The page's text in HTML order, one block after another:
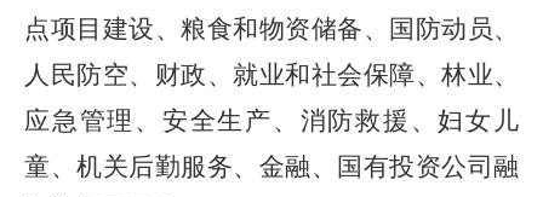
点项目建设、粮食和物资储备、
国防动员、
人民防空、
财政、 就业和社会保障、 林业、
应急管理、安全生产、 消防救援 、妇女儿
童、 机关后勤服务、 金融、国有投资公司融